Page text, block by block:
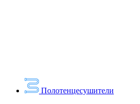
Полотенцесушители